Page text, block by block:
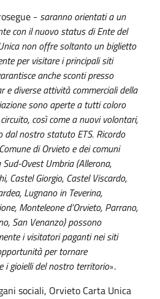
- saranno orientati a un
con il nuovo status di Ente del
non offre soltanto un biglietto
per visitare i principali siti
anche sconti presso
e diverse attività commerciali della
sono aperte a tutti coloro
così come a nuovi volontari,
dal nostro statuto ETS. Ricordo
di Orvieto e dei comuni
Ovest Umbria (Allerona,
Castel Giorgio, Castel Viscardo,
Lugnano in Teverina,
Monteleone d’Orvieto, Parrano,
San Venanzo) possono
i visitatori paganti nei siti
per tornare
i gioielli del nostro territorio».
sociali, Orvieto Carta Unica